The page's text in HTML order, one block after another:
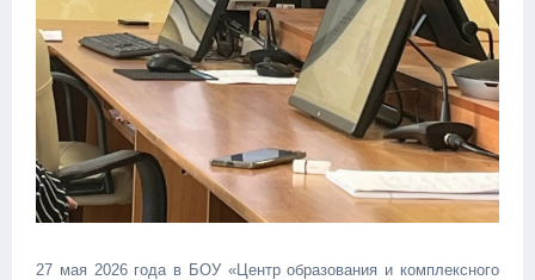
27 мая 2026 года в БОУ «Центр образования и комплексного